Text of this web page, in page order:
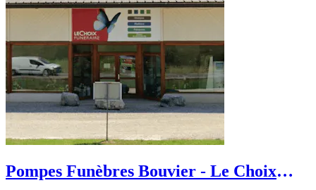
Pompes Funèbres Bouvier - Le Choix